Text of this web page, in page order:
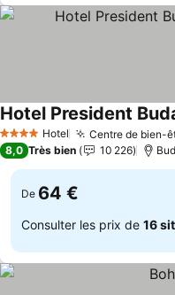
4 Étoiles Hotel Centre de bien-
Hotel President
8,0 Très bien 10 226
De 64 €
Consulter les prix de 16